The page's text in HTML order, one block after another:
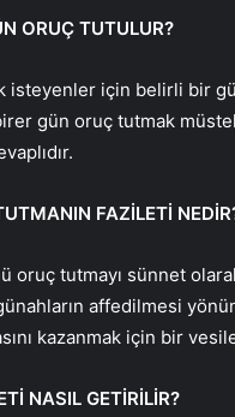
ORUÇ TUTULUR?
isteyenler için belirli bir
gün oruç tutmak
FAZİLETİ
oruç tutmayı sünnet
affedilmesi
kazanmak için bir
NASIL GETİRİLİR?